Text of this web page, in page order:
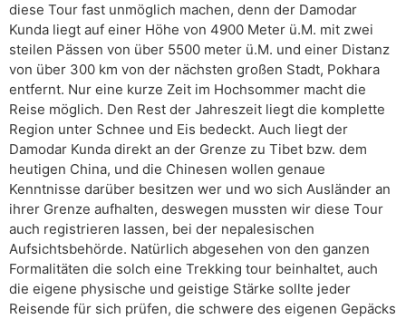
diese Tour fast unmöglich machen, denn der Damodar
Kunda liegt auf einer Höhe von 4900 Meter ü.M. mit zwei
steilen Pässen von über 5500 meter ü.M. und einer Distanz
von über 300 km von der nächsten großen Stadt, Pokhara
entfernt. Nur eine kurze Zeit im Hochsommer macht die
Reise möglich. Den Rest der Jahreszeit liegt die komplette
Region unter Schnee und Eis bedeckt. Auch liegt der
Damodar Kunda direkt an der Grenze zu Tibet bzw. dem
heutigen China, und die Chinesen wollen genaue
Kenntnisse darüber besitzen wer und wo sich Ausländer an
ihrer Grenze aufhalten, deswegen mussten wir diese Tour
auch registrieren lassen, bei der nepalesischen
Aufsichtsbehörde. Natürlich abgesehen von den ganzen
Formalitäten die solch eine Trekking tour beinhaltet, auch
die eigene physische und geistige Stärke sollte jeder
Reisende für sich prüfen, die schwere des eigenen Gepäcks